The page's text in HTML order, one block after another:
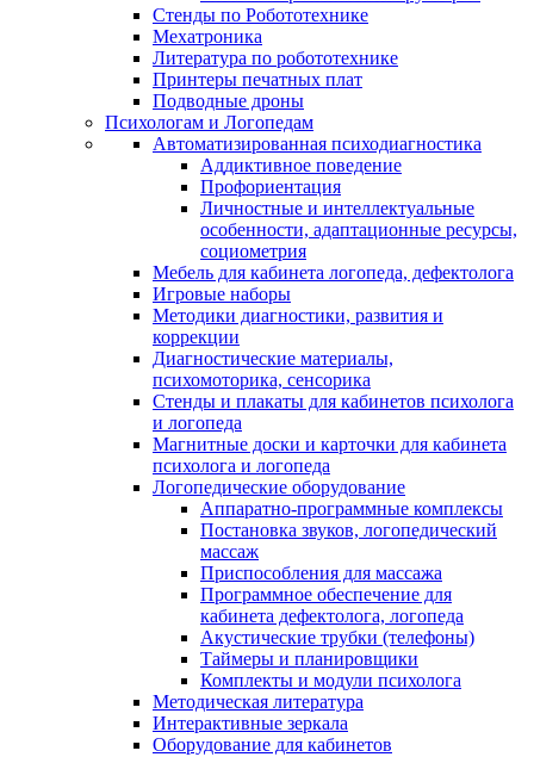
Стенды по Робототехнике
Мехатроника
Литература по робототехнике
Принтеры печатных плат
Подводные дроны
Психологам и Логопедам
Автоматизированная психодиагностика
Аддиктивное поведение
Профориентация
Личностные и интеллектуальные
особенности, адаптационные ресурсы,
социометрия
Мебель для кабинета логопеда, дефектолога
Игровые наборы
Методики диагностики, развития и
коррекции
Диагностические материалы,
психомоторика, сенсорика
Стенды и плакаты для кабинетов психолога
и логопеда
Магнитные доски и карточки для кабинета
психолога и логопеда
Логопедические оборудование
Аппаратно-программные комплексы
Постановка звуков, логопедический
массаж
Приспособления для массажа
Программное обеспечение для
кабинета дефектолога, логопеда
Акустические трубки (телефоны)
Таймеры и планировщики
Комплекты и модули психолога
Методическая литература
Интерактивные зеркала
Оборудование для кабинетов